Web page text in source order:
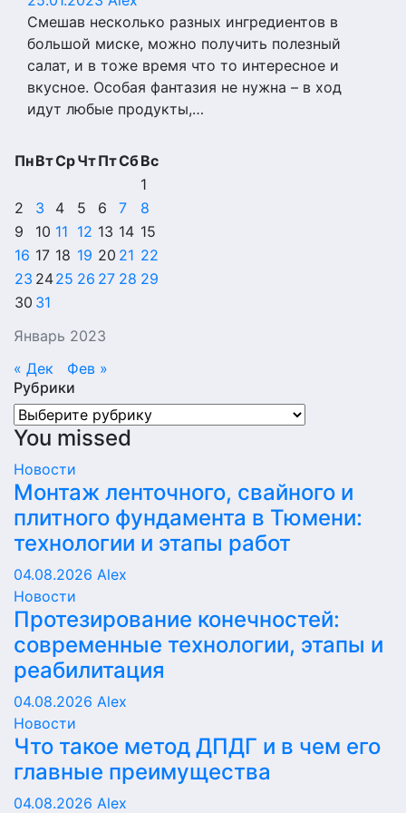
Смешав несколько разных ингредиентов в
большой миске, можно получить полезный
салат, и в тоже время что то интересное и
вкусное. Особая фантазия не нужна – в ход
идут любые продукты,…
Январь 2023
ПнВтСрЧтПтСбВс
1
2
3 4 5 6 7
8
9
10 11 12 13 14 15
16 17 18 19 20 21 22
23 2425 26 27 28 29
30 31
« Дек
Фев »
Рубрики
Рубрики
You missed
Новости
Монтаж ленточного, свайного и
плитного фундамента в Тюмени:
технологии и этапы работ
04.08.2026 Alex
Новости
Протезирование конечностей:
современные технологии, этапы и
реабилитация
04.08.2026 Alex
Новости
Что такое метод ДПДГ и в чем его
главные преимущества
04.08.2026 Alex